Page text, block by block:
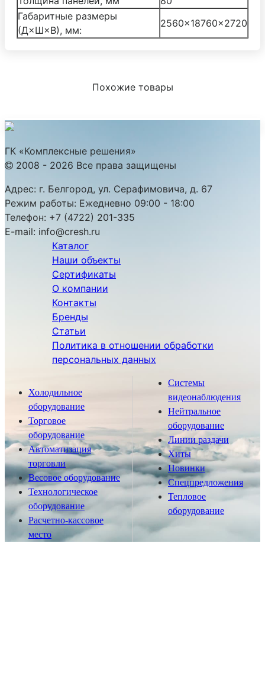
Габаритные размеры
(Д×Ш×В), мм:
2560×18760×2720
Похожие товары
ГК «Комплексные решения»
2008 - 2026 Все права защищены
Адрес: г. Белгород, ул. Серафимовича, д. 67
Режим работы: Ежедневно 09:00 - 18:00
Телефон: +7 (4722) 201-335
E-mail: info@cresh.ru
Каталог
Наши объекты
Сертификаты
О компании
Контакты
Бренды
Статьи
Политика в отношении обработки
персональных данных
Холодильное
оборудование
Торговое
оборудование
Автоматизация
торговли
Весовое оборудование
Технологическое
оборудование
Расчетно-кассовое
место
Системы
видеонаблюдения
Нейтральное
оборудование
Линии раздачи
Хиты
Новинки
Спецпредложения
Тепловое
оборудование